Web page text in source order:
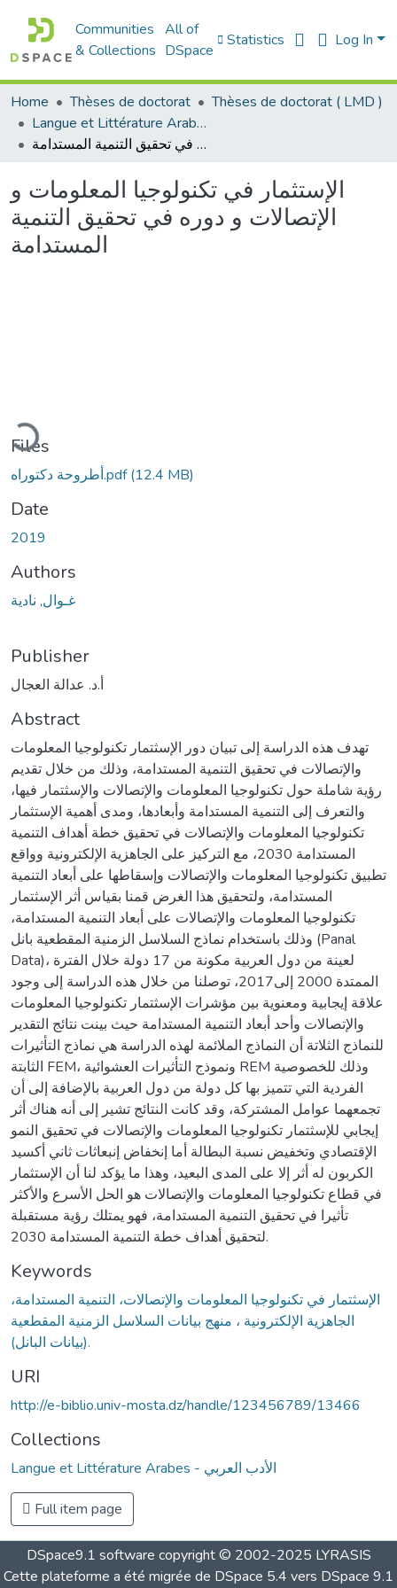
Communities
& Collections
All of
DSpace
Statistics Log In
Home Thèses de doctorat
Thèses de doctorat ( LMD )
Langue et Littérature Arabes - الأدب العربي
الإستثمار في تكنولوجيا المعلومات و الإتصالات و دوره في تحقيق التنمية المستدامة
الإستثمار في تكنولوجيا المعلومات و
الإتصالات و دوره في تحقيق التنمية
المستدامة
Loading...
Files
أطروحة دكتوراه.pdf(12.4 MB)
Date
2019
Authors
غـوال, نادية
Publisher
أ.د. عدالة العجال
Abstract
تهدف هذه الدراسة إلى تبيان دور الإسثتمار تكنولوجيا المعلومات
والإتصالات في تحقيق التنمية المستدامة، وذلك من خلال تقديم
رؤية شاملة حول تكنولوجيا المعلومات والإتصالات والإسثتمار فيها،
والتعرف إلى التنمية المستدامة وأبعادها، ومدى أهمية الإستثمار
تكنولوجيا المعلومات والإتصالات في تحقيق خطة أهداف التنمية
المستدامة 2030، مع التركيز على الجاهزية الإلكترونية وواقع
تطبيق تكنولوجيا المعلومات والإتصالات وإسقاطها على أبعاد التنمية
المستدامة، ولتحقيق هذا الغرض قمنا بقياس أثر الإسثتمار
تكنولوجيا المعلومات والإتصالات على أبعاد التنمية المستدامة،
وذلك باستخدام نماذج السلاسل الزمنية المقطعية بانل (Panal
Data)، لعينة من دول العربية مكونة من 17 دولة خلال الفترة
الممتدة 2000 إلى2017، توصلنا من خلال هذه الدراسة إلى وجود
علاقة إيجابية ومعنوية بين مؤشرات الإسثتمار تكنولوجيا المعلومات
والإتصالات وأحد أبعاد التنمية المستدامة حيث بينت نتائج التقدير
للنماذج الثلاتة أن النماذج الملائمة لهذه الدراسة هي نماذج التأثيرات
الثابتة FEM، ونموذج التأثيرات العشوائية REM وذلك للخصوصية
الفردية التي تتميز بها كل دولة من دول العربية بالإضافة إلى أن
تجمعهما عوامل المشتركة، وقد كانت النتائج تشير إلى أنه هناك أثر
إيجابي للإسثتمار تكنولوجيا المعلومات والإتصالات في تحقيق النمو
الإقتصادي وتخفيض نسبة البطالة أما إنخفاض إنبعاثات ثاني أكسيد
الكربون له أثر إلا على المدى البعيد، وهذا ما يؤكد لنا أن الإستثمار
في قطاع تكنولوجيا المعلومات والإتصالات هو الحل الأسرع والأكثر
تأثيرا في تحقيق التنمية المستدامة، فهو يمتلك رؤية مستقبلة
لتحقيق أهداف خطة التنمية المستدامة 2030.
Keywords
الإسثتمار في تكنولوجيا المعلومات والإتصالات، التنمية المستدامة،
الجاهزية الإلكترونية ، منهج بيانات السلاسل الزمنية المقطعية
(بيانات البانل).
URI
http://e-biblio.univ-mosta.dz/handle/123456789/13466
Collections
Langue et Littérature Arabes - الأدب العربي
Full item page
DSpace9.1 software copyright © 2002-2025 LYRASIS
Cette plateforme a été migrée de DSpace 5.4 vers DSpace 9.1